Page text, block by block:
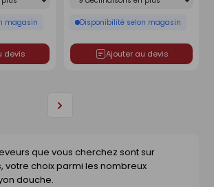
magasin
devis
Disponibilité selon magasin
Ajouter au devis
Page
que vous cherchez sont sur
votre choix parmi les nombreux
douche.